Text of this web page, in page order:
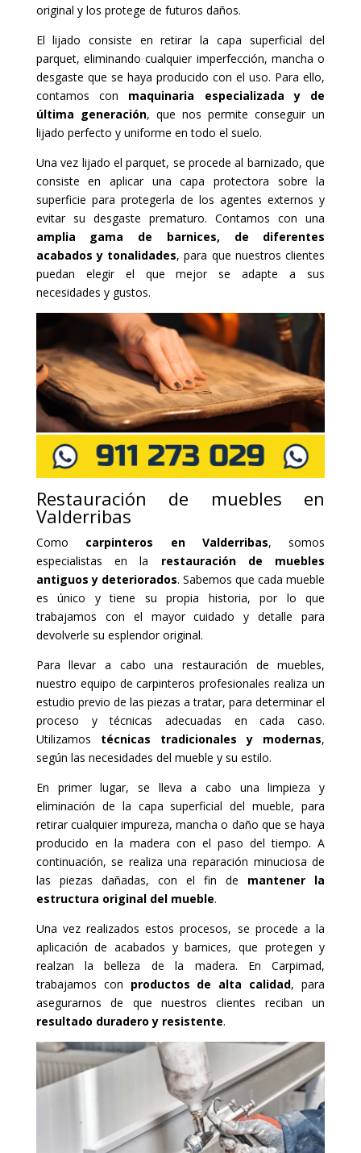
original y los protege de futuros daños.
El lijado consiste en retirar la capa superficial del
parquet, eliminando cualquier imperfección, mancha o
desgaste que se haya producido con el uso. Para ello,
contamos con maquinaria especializada y de
última generación, que nos permite conseguir un
lijado perfecto y uniforme en todo el suelo.
Una vez lijado el parquet, se procede al barnizado, que
consiste en aplicar una capa protectora sobre la
superficie para protegerla de los agentes externos y
evitar su desgaste prematuro. Contamos con una
amplia gama de barnices, de diferentes
acabados y tonalidades, para que nuestros clientes
puedan elegir el que mejor se adapte a sus
necesidades y gustos.
Restauración de muebles en
Valderribas
Como carpinteros en Valderribas, somos
especialistas en la restauración de muebles
antiguos y deteriorados. Sabemos que cada mueble
es único y tiene su propia historia, por lo que
trabajamos con el mayor cuidado y detalle para
devolverle su esplendor original.
Para llevar a cabo una restauración de muebles,
nuestro equipo de carpinteros profesionales realiza un
estudio previo de las piezas a tratar, para determinar el
proceso y técnicas adecuadas en cada caso.
Utilizamos técnicas tradicionales y modernas,
según las necesidades del mueble y su estilo.
En primer lugar, se lleva a cabo una limpieza y
eliminación de la capa superficial del mueble, para
retirar cualquier impureza, mancha o daño que se haya
producido en la madera con el paso del tiempo. A
continuación, se realiza una reparación minuciosa de
las piezas dañadas, con el fin de mantener la
estructura original del mueble.
Una vez realizados estos procesos, se procede a la
aplicación de acabados y barnices, que protegen y
realzan la belleza de la madera. En Carpimad,
trabajamos con productos de alta calidad, para
asegurarnos de que nuestros clientes reciban un
resultado duradero y resistente.